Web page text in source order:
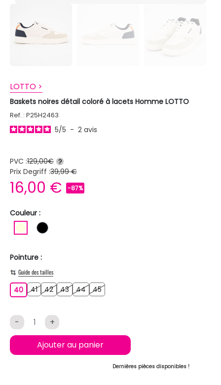
LOTTO >
Baskets noires détail coloré à lacets Homme LOTTO
Ref. : P25H2463
5/5 - 2 avis
PVC :129,00€ ?
Prix Degriff :39,99 €
16,00 € -87%
Couleur :
BLANC ECRU
NOIR
Pointure :
Guide des tailles
40404141 4242434344444545
- +
Ajouter au panier
Dernières pièces disponibles !